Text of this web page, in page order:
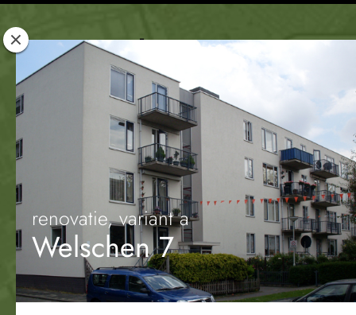
Rotterdam
Woont
renovatie, variant a
Welschen 7